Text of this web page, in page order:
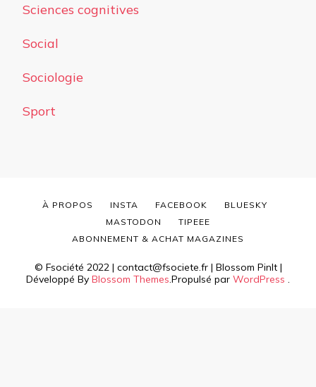
Sciences cognitives
Social
Sociologie
Sport
© Fsociété 2022 | contact@fsociete.fr | Blossom PinIt |
Développé By Blossom Themes.Propulsé par WordPress .
À PROPOS INSTA FACEBOOK
BLUESKY
MASTODON
TIPEEE
ABONNEMENT & ACHAT MAGAZINES